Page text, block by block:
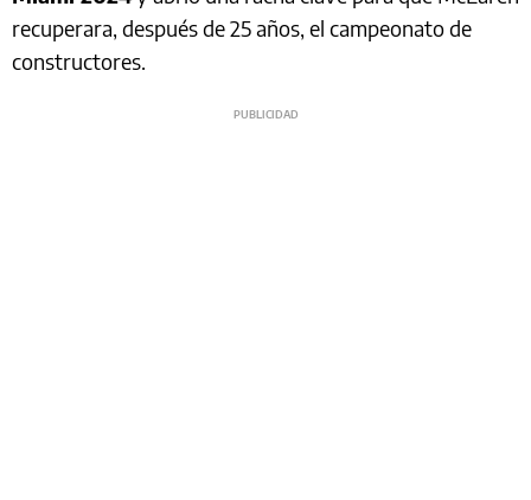
recuperara, después de 25 años, el campeonato de
constructores.